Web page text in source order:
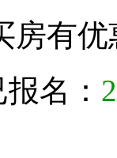
房有
名：